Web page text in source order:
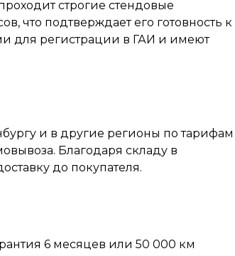
строгие стендовые
что подтверждает его готовность к
для регистрации в ГАИ и имеют
и в другие регионы по тарифам
Благодаря складу в
до покупателя.
6 месяцев или 50 000 км